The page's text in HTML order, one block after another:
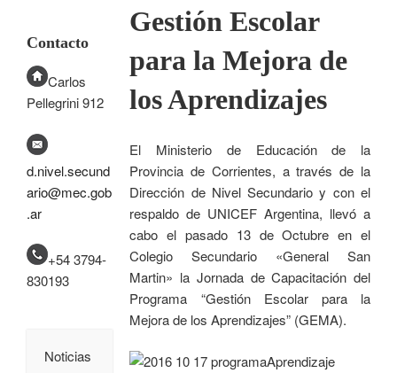
Gestión Escolar
para la Mejora de
los Aprendizajes
El Ministerio de Educación de la
Provincia de Corrientes, a través de la
Dirección de Nivel Secundario y con el
respaldo de UNICEF Argentina, llevó a
cabo el pasado 13 de Octubre en el
Colegio Secundario «General San
Martin» la Jornada de Capacitación del
Programa “Gestión Escolar para la
Mejora de los Aprendizajes” (GEMA).
Contacto
Carlos
Pellegrini 912
d.nivel.secund
ario@mec.gob
.ar
+54 3794-
830193
Noticias